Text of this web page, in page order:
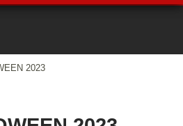
2023